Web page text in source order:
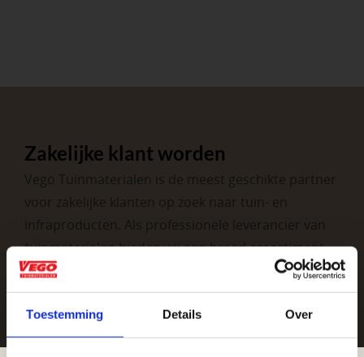
Toestemming Details Over
Zakelijke klant worden
Vego Tuinmaterialen is de meest geschikte partner
voor zakelijke klanten op zoek naar tuin- en
infraproducten. Als professionele leverancier van
tuinmaterialen bieden wij een breed assortiment
aan producten van topkwaliteit. Lees meer over de
zakelijke mogelijkheden.